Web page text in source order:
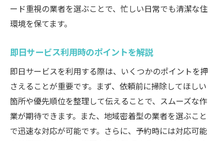
ード重視の業者を選ぶことで、忙しい日常でも清潔な住
環境を保てます。
即日サービス利用時のポイントを解説
即日サービスを利用する際は、いくつかのポイントを押
さえることが重要です。まず、依頼前に掃除してほしい
箇所や優先順位を整理して伝えることで、スムーズな作
業が期待できます。また、地域密着型の業者を選ぶこと
で迅速な対応が可能です。さらに、予約時には対応可能